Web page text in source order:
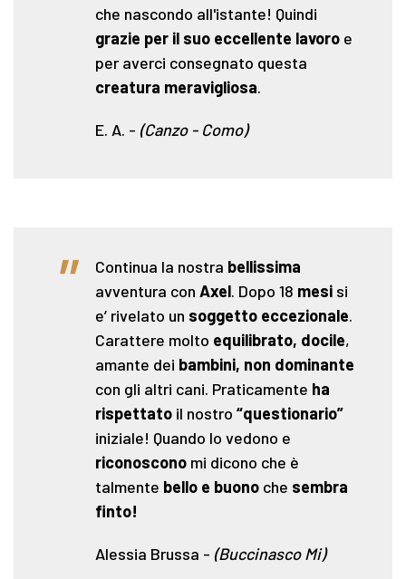
che nascondo all'istante! Quindi
grazie per il suo eccellente lavoro e
per averci consegnato questa
creatura meravigliosa.
E. A. - (Canzo - Como)
" Continua la nostra bellissima
avventura con Axel. Dopo 18 mesi si
e’ rivelato un soggetto eccezionale.
Carattere molto equilibrato, docile,
amante dei bambini, non dominante
con gli altri cani. Praticamente ha
rispettato il nostro “questionario”
iniziale! Quando lo vedono e
riconoscono mi dicono che è
talmente bello e buono che sembra
finto!
Alessia Brussa - (Buccinasco Mi)